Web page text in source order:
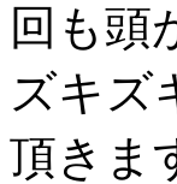
回も頭
ズキズ
頂きま